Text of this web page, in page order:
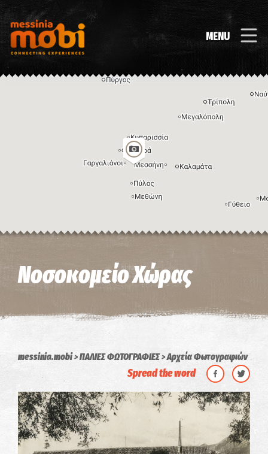
MENU
Η εικόνα ενδέχεται να υπόκειται σε πνευματικά δικαιώματα
Νοσοκομείο Χώρας
messinia.mobi ΠΑΛΙΕΣ ΦΩΤΟΓΡΑΦΙΕΣ Αρχεία Φωτογραφιών
Spread the word